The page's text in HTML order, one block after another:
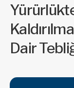
Dair